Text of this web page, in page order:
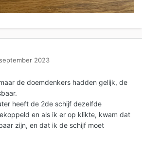
2023
de doemdenkers hadden gelijk, de
heeft de 2de schijf dezelfde
en als ik er op klikte, kwam dat
zijn, en dat ik de schijf moet